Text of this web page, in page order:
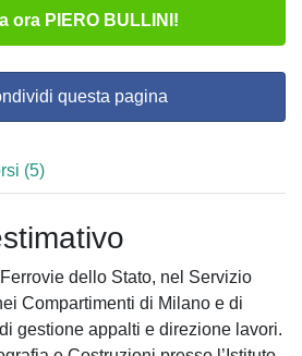
ora PIERO BULLINI!
questa pagina
(5)
dello Stato, nel Servizio
Compartimenti di Milano e di
gestione appalti e direzione lavori.